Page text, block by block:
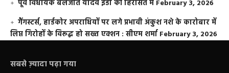
पूर्व विधायक बलजीत यादव ईडी की हिरासत में February 3, 2026
गैंगस्टर्स, हार्डकोर अपराधियों पर लगे प्रभावी अंकुश नशे के कारोबार में
लिप्त गिरोहों के विरूद्ध हो सख्त एक्शन : सीएम शर्मा February 3, 2026
सबसे ज़्यादा पढ़ा गया